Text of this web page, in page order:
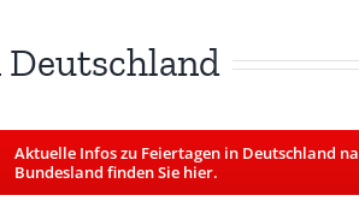
Deutschland
Aktuelle Infos zu Feiertagen in Deutschland
Bundesland finden Sie hier.